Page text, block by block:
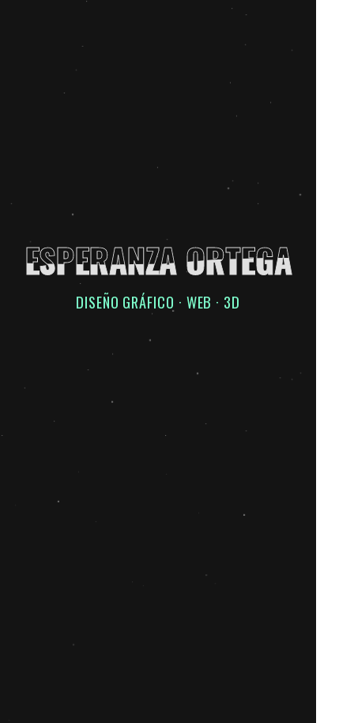
ESPERANZA ORTEGA
ESPERANZA ORTEGA
DISEÑO GRÁFICO · WEB · 3D